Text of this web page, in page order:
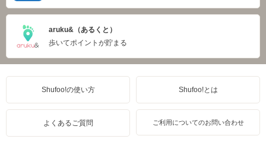
aruku&（あるくと）
歩いてポイントが貯まる
Shufoo!の使い方 Shufoo!とは
よくあるご質問 ご利用についてのお問い合わせ